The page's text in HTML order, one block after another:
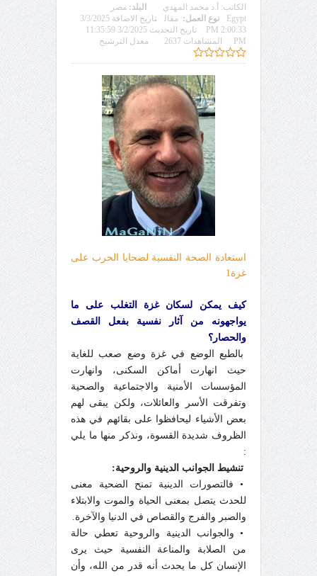
الكاتب: أ.د محمد المهدي البلد: مصر
Egypt
نوع العمل: مقال
تاريخ الاضافة 3/3/2025
2:00:33 PM
تاريخ التحديث 3/2/2025 11:35:59
PM
المشاهدات 2637 معدل الترشيح
استعادة الصحة النفسية لضحايا الحرب على
غزة1
كيف يمكن لسكان غزة التغلب على ما
يواجهونه من آثار نفسية بفعل القصف
والحصار؟
بالطبع الوضع في غزة وضع صعب للغاية
حيث انهارت أماكن السكنى، وانهارت
المؤسسات الأمنية والاجتماعية والصحية
وتفرقت الأسر والعائلات، ولكن يبقى لهم
بعض الأشياء ليحافظوا على بقائهم في هذه
الظروف شديدة القسوة، ونذكر منها ما يلي
:
تنشيط الجوانب الدينية والروحية:
• فالتصورات الدينية تمنح الضحية معنى
للحدث يتصل بمعنى الحياة والموت والابتلاء
والصبر والفرج والقصاص في الدنيا والآخرة.
• والجوانب الدينية والروحية تعطي حالة
من الصلابة والمناعة النفسية حيث يرى
الإنسان كل ما يحدث أنه قدر من الله، وأن